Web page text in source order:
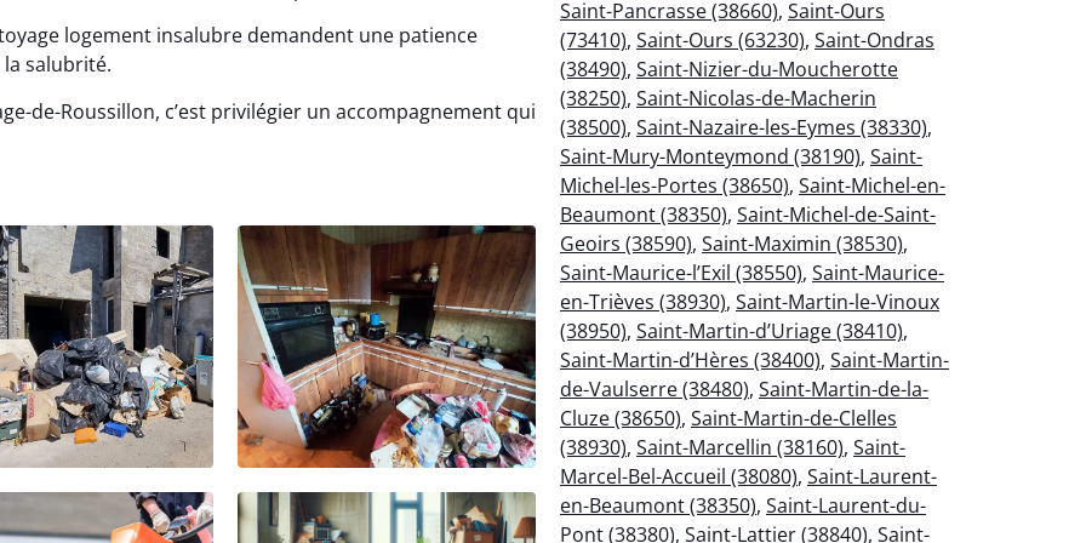
logement insalubre demandent une patience
salubrité.
de-Roussillon, c’est privilégier un accompagnement qui
Saint-Pancrasse (38660), Saint-Ours
(73410), Saint-Ours (63230), Saint-Ondras
(38490), Saint-Nizier-du-Moucherotte
(38250), Saint-Nicolas-de-Macherin
(38500), Saint-Nazaire-les-Eymes (38330),
Saint-Mury-Monteymond (38190), Saint-
Michel-les-Portes (38650), Saint-Michel-en-
Beaumont (38350), Saint-Michel-de-Saint-
Geoirs (38590), Saint-Maximin (38530),
Saint-Maurice-l’Exil (38550), Saint-Maurice-
en-Trièves (38930), Saint-Martin-le-Vinoux
(38950), Saint-Martin-d’Uriage (38410),
Saint-Martin-d’Hères (38400), Saint-Martin-
de-Vaulserre (38480), Saint-Martin-de-la-
Cluze (38650), Saint-Martin-de-Clelles
(38930), Saint-Marcellin (38160), Saint-
Marcel-Bel-Accueil (38080), Saint-Laurent-
en-Beaumont (38350), Saint-Laurent-du-
Pont (38380), Saint-Lattier (38840), Saint-